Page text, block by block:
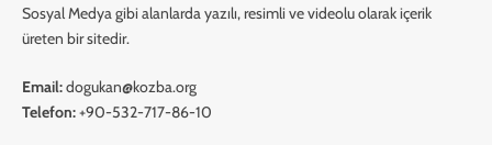
Sosyal Medya gibi alanlarda yazılı, resimli ve videolu olarak içerik
üreten bir sitedir.
Email:dogukan@kozba.org
Telefon:+90-532-717-86-10